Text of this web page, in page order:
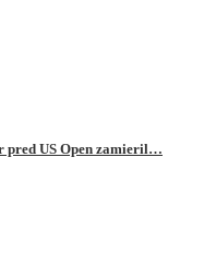
pred US Open zamieril…